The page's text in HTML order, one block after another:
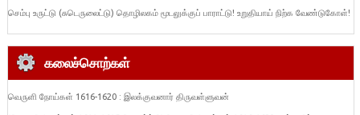
செம்பு உருட்டு (சுடெருலைட்டு) தொழிலகம் மூடலுக்குப் பாராட்டு! உறுதியாய் நிற்க வேண்டுகோள்!
கலைச்சொற்கள்
வெருளி நோய்கள் 1616-1620 : இலக்குவனார் திருவள்ளுவன்